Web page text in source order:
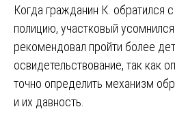
Когда гражданин К. обратился
полицию, участковый
рекомендовал пройти более
освидетельствование, так как
точно определить механизм
и их давность.